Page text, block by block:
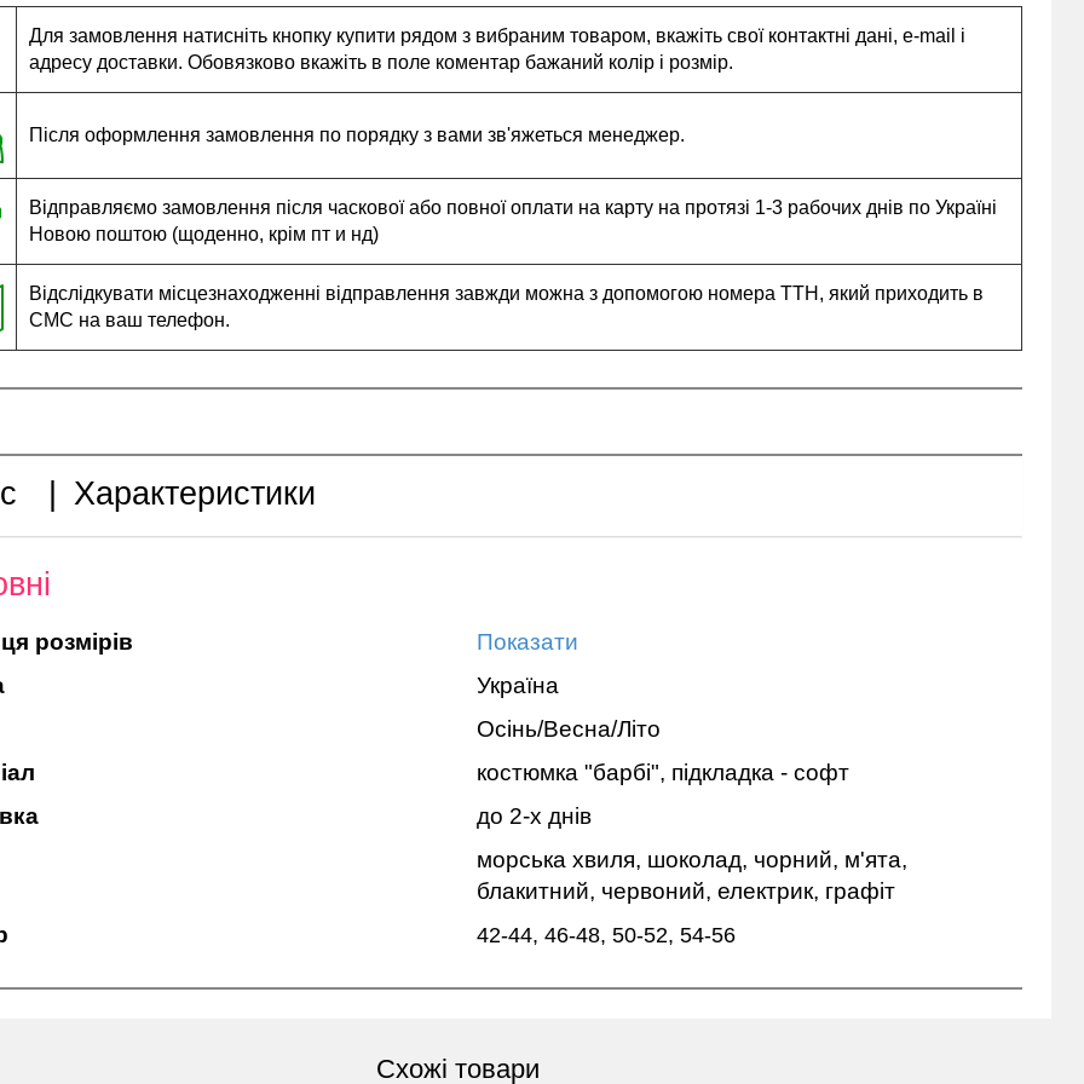
Для замовлення натисніть кнопку купити рядом з вибраним товаром, вкажіть свої контактні дані, e-mail і
адресу доставки. Обовязково вкажіть в поле коментар бажаний колір і розмір.
Після оформлення замовлення по порядку з вами зв'яжеться менеджер.
Відправляємо замовлення після часкової або повної оплати на карту на протязі 1-3 рабочих днів по Україні
Новою поштою (щоденно, крім пт и нд)
Відслідкувати місцезнаходженні відправлення завжди можна з допомогою номера ТТН, який приходить в
СМС на ваш телефон.
Характеристики
розмірів
Показати
Україна
Осінь/Весна/Літо
костюмка "барбі", підкладка - софт
до 2-х днів
морська хвиля, шоколад, чорний, м'ята,
блакитний, червоний, електрик, графіт
42-44, 46-48, 50-52, 54-56
Схожі товари